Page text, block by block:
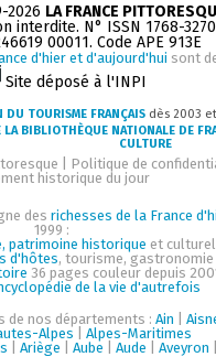
2026 LA FRANCE
interdite. N° ISSN 1768-
00011. Code APE 913E
d'hier et d'aujourd'hui sont
Site déposé à l'INPI
DU TOURISME FRANÇAIS dès 2003
LA BIBLIOTHÈQUE NATIONALE DE
CULTURE
Politique de
historique du jour
des richesses de la France
1999 :
patrimoine historique et
d'hôtes, tourisme, gastronomie
36 pages couleur depuis
de la vie d'autrefois
de nos départements :Ain |
Alpes
Alpes-Maritimes
|Ariège |Aube |Aude |Aveyron